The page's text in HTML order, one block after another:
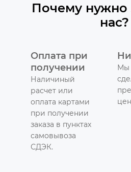
Почему нужно
нас?
Оплата при
получении
Наличиный
расчет или
оплата картами
при получении
заказа в пунктах
самовывоза
СДЭК.
Мы